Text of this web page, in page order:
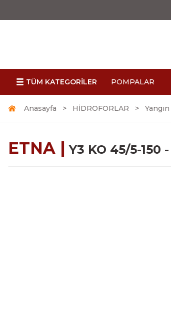
TÜM KATEGORİLER POMPALAR
Anasayfa HİDROFORLAR
ETNA | Y3 KO 45/5-